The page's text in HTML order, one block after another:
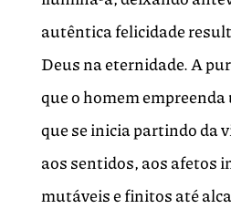
autêntica felicidade
Deus na eternidade.A
que o homem
que se inicia partindo da
aos sentidos, aos afetos
mutáveis e finitos até